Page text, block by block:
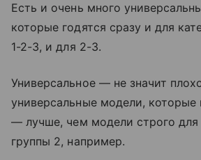
Есть и очень много
которые годятся сразу и для
1-2-3, и для 2-3.
Универсальное — не значит
универсальные модели, которые
— лучше, чем модели строго для
группы 2, например.